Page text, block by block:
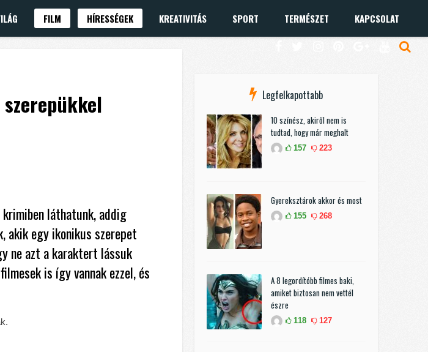
FILM HÍRESSÉGEK KREATIVITÁS SPORT TERMÉSZET KAPCSOLAT
láthatunk, addig
akik egy ikonikus szerepet
ne azt a karaktert lássuk
is így vannak ezzel, és
Legfelkapottabb
10 színész, akiről nem is
tudtad, hogy már meghalt
157 223
Gyereksztárok akkor és most
155 268
A 8 legordítóbb filmes baki,
amiket biztosan nem vettél
észre
118 127